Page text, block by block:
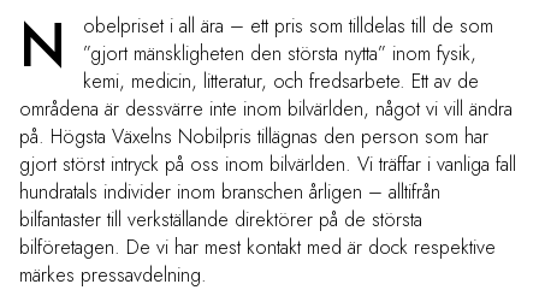
N
obelpriset i all ära – ett pris som tilldelas till de som
”gjort mänskligheten den största nytta” inom fysik,
kemi, medicin, litteratur, och fredsarbete. Ett av de
områdena är dessvärre inte inom bilvärlden, något vi vill ändra
på. Högsta Växelns Nobilpris tillägnas den person som har
gjort störst intryck på oss inom bilvärlden. Vi träffar i vanliga fall
hundratals individer inom branschen årligen – alltifrån
bilfantaster till verkställande direktörer på de största
bilföretagen. De vi har mest kontakt med är dock respektive
märkes pressavdelning.